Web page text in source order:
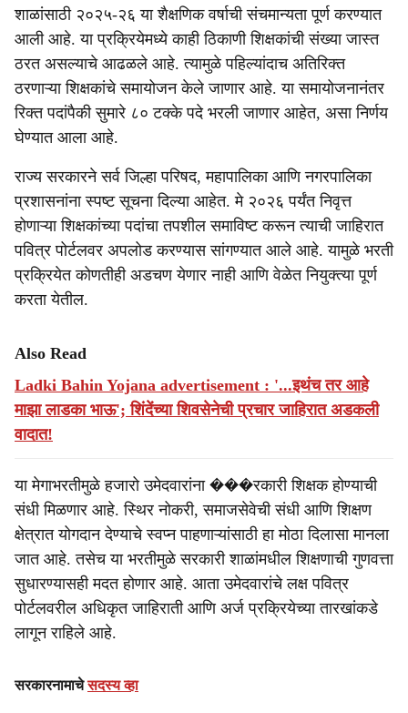
शाळांसाठी २०२५-२६ या शैक्षणिक वर्षाची संचमान्यता पूर्ण करण्यात
आली आहे. या प्रक्रियेमध्ये काही ठिकाणी शिक्षकांची संख्या जास्त
ठरत असल्याचे आढळले आहे. त्यामुळे पहिल्यांदाच अतिरिक्त
ठरणाऱ्या शिक्षकांचे समायोजन केले जाणार आहे. या समायोजनानंतर
रिक्त पदांपैकी सुमारे ८० टक्के पदे भरली जाणार आहेत, असा निर्णय
घेण्यात आला आहे.
राज्य सरकारने सर्व जिल्हा परिषद, महापालिका आणि नगरपालिका
प्रशासनांना स्पष्ट सूचना दिल्या आहेत. मे २०२६ पर्यंत निवृत्त
होणाऱ्या शिक्षकांच्या पदांचा तपशील समाविष्ट करून त्याची जाहिरात
पवित्र पोर्टलवर अपलोड करण्यास सांगण्यात आले आहे. यामुळे भरती
प्रक्रियेत कोणतीही अडचण येणार नाही आणि वेळेत नियुक्त्या पूर्ण
करता येतील.
Also Read
Ladki Bahin Yojana advertisement : '...इथंच तर आहे
माझा लाडका भाऊ'; शिंदेंच्या शिवसेनेची प्रचार जाहिरात अडकली
वादात!
या मेगाभरतीमुळे हजारो उमेदवारांना ���रकारी शिक्षक होण्याची
संधी मिळणार आहे. स्थिर नोकरी, समाजसेवेची संधी आणि शिक्षण
क्षेत्रात योगदान देण्याचे स्वप्न पाहणाऱ्यांसाठी हा मोठा दिलासा मानला
जात आहे. तसेच या भरतीमुळे सरकारी शाळांमधील शिक्षणाची गुणवत्ता
सुधारण्यासही मदत होणार आहे. आता उमेदवारांचे लक्ष पवित्र
पोर्टलवरील अधिकृत जाहिराती आणि अर्ज प्रक्रियेच्या तारखांकडे
लागून राहिले आहे.
सरकारनामाचेसदस्य व्हा